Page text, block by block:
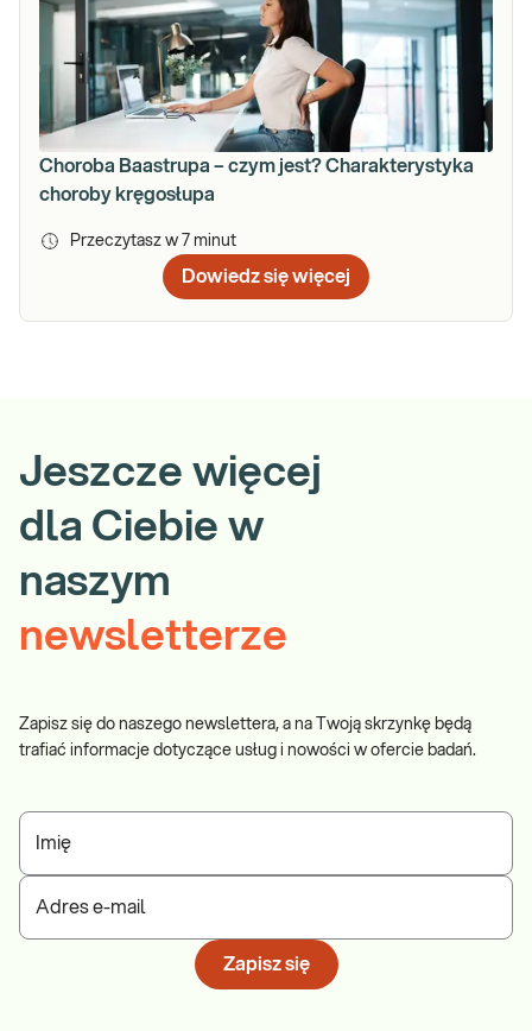
Choroba Baastrupa – czym jest? Charakterystyka
choroby kręgosłupa
Przeczytasz w 7 minut
Dowiedz się więcej
Jeszcze więcej
dla Ciebie w
naszym
newsletterze
Zapisz się do naszego newslettera, a na Twoją skrzynkę będą
trafiać informacje dotyczące usług i nowości w ofercie badań.
Imię
Adres e-mail
Zapisz się